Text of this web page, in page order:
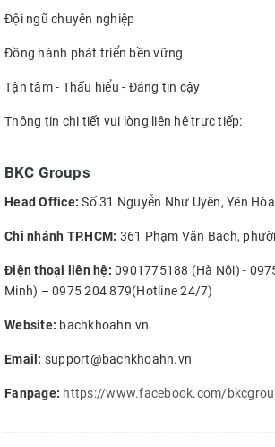
Đội ngũ chuyên nghiệp
Đồng hành phát triển bền vững
Tận tâm - Thấu hiểu - Đáng tin cậy
Thông tin chi tiết vui lòng liên hệ trực tiếp:
BKC Groups
Head Office: Số 31 Nguyễn Như Uyên, Yên
Chi nhánh TP.HCM: 361 Phạm Văn Bạch,
Điện thoại liên hệ: 0901775188 (Hà Nội) -
Minh) – 0975 204 879(Hotline 24/7)
Website: bachkhoahn.vn
Email: support@bachkhoahn.vn
Fanpage: https://www.facebook.com/